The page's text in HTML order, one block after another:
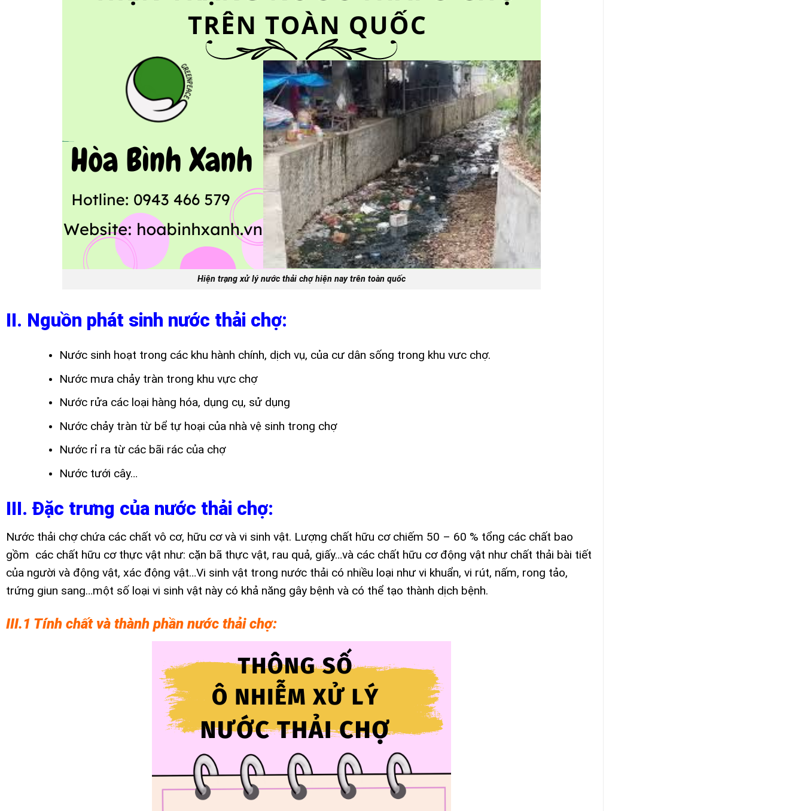
Hiện trạng xử lý nước thải chợ hiện nay trên toàn quốc
II. Nguồn phát sinh nước thải chợ:
Nước sinh hoạt trong các khu hành chính, dịch vụ, của cư dân sống trong khu vưc chợ.
Nước mưa chảy tràn trong khu vực chợ
Nước rửa các loại hàng hóa, dụng cụ, sử dụng
Nước chảy tràn từ bể tự hoại của nhà vệ sinh trong chợ
Nước rỉ ra từ các bãi rác của chợ
Nước tưới cây…
III. Đặc trưng của nước thải chợ:
Nước thải chợ chứa các chất vô cơ, hữu cơ và vi sinh vật. Lượng chất hữu cơ chiếm 50 – 60 % tổng các chất bao
gồm các chất hữu cơ thực vật như: cặn bã thực vật, rau quả, giấy…và các chất hữu cơ động vật như chất thải bài tiết
của người và động vật, xác động vật…Vi sinh vật trong nước thải có nhiều loại như vi khuẩn, vi rút, nấm, rong tảo,
trứng giun sang…một số loại vi sinh vật này có khả năng gây bệnh và có thể tạo thành dịch bệnh.
III.1 Tính chất và thành phần nước thải chợ: